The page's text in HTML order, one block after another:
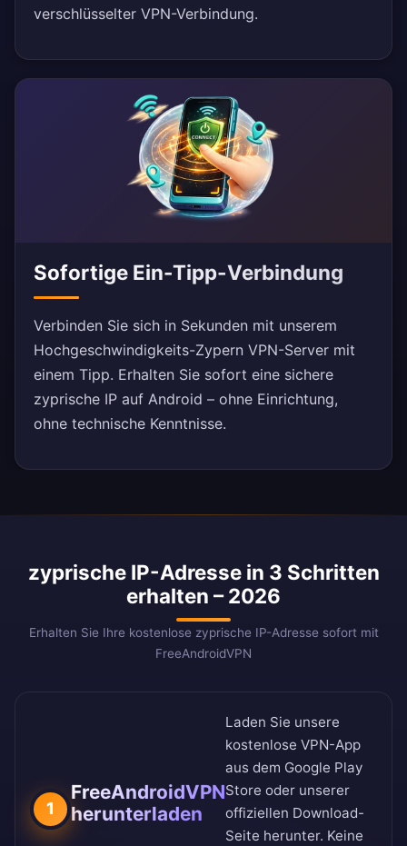
verschlüsselter VPN-Verbindung.
Sofortige Ein-Tipp-Verbindung
Verbinden Sie sich in Sekunden mit unserem
Hochgeschwindigkeits-Zypern VPN-Server mit
einem Tipp. Erhalten Sie sofort eine sichere
zyprische IP auf Android – ohne Einrichtung,
ohne technische Kenntnisse.
zyprische IP-Adresse in 3 Schritten
erhalten – 2026
Erhalten Sie Ihre kostenlose zyprische IP-Adresse sofort mit
FreeAndroidVPN
1
FreeAndroidVPN
herunterladen
Laden Sie unsere
kostenlose VPN-App
aus dem Google Play
Store oder unserer
offiziellen Download-
Seite herunter. Keine